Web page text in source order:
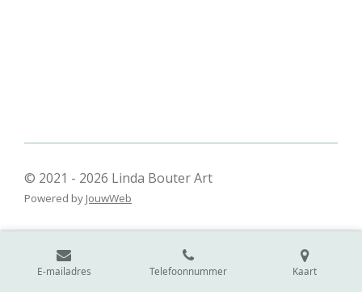
© 2021 - 2026 Linda Bouter Art
Powered by JouwWeb
E-mailadres Telefoonnummer Kaart